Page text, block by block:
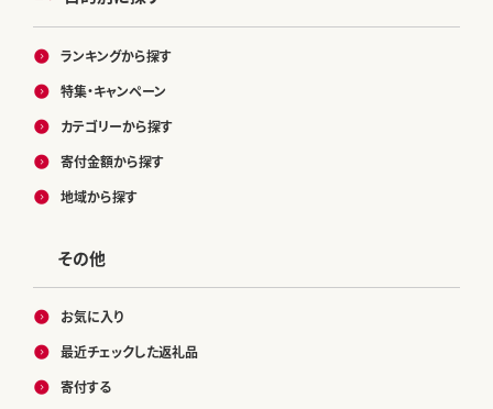
ランキングから探す
特集・キャンペーン
カテゴリーから探す
寄付金額から探す
地域から探す
その他
お気に入り
最近チェックした返礼品
寄付する